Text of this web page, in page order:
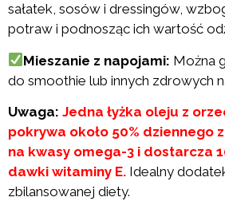
sałatek, sosów i dressingów,
potraw i podnosząc ich wartość
Mieszanie z napojami: Można
do smoothie lub innych zdrowych
Uwaga: Jedna łyżka oleju z
pokrywa około 50% dziennego
na kwasy omega-3 i dostarcza
dawki witaminy E. Idealny
zbilansowanej diety.